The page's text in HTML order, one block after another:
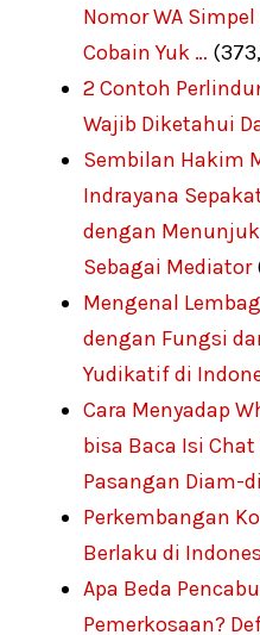
Nomor WA
Cobain Yuk …
2 Contoh
Wajib Diketahui
Sembilan Hakim
Indrayana
dengan
Sebagai Mediator
Mengenal
dengan Fungsi
Yudikatif di
Cara Menyadap
bisa Baca Isi Chat
Pasangan Diam-
Perkembangan
Berlaku di
Apa Beda
Pemerkosaan?